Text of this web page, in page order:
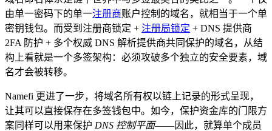
由单一密码下的单一注册商账户控制的域名，就相当于一个单
密钥钱包。而受到注册商锁定 + 注册局锁定 + DNS 提供商
2FA 防护 + 多个权威 DNS 解析提供商共同保护的域名，从结
构上看就是一个多签架构：必须攻破多个独立的安全要素，域
名才会被转移。
Namefi 更进了一步，将域名所有权以链上记录的形式呈现，
让其可以直接保存在多签钱包中。如今，保护资金库的门限方
案同样可以用来保护 DNS 控制平面——因此，就算单个成员